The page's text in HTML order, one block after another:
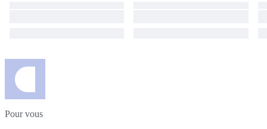
Pour vous